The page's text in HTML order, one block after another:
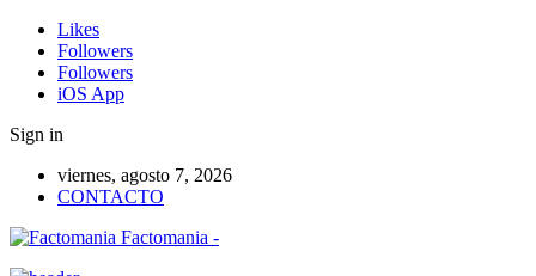
Likes
Followers
Followers
iOS App
Sign in
viernes, agosto 7, 2026
CONTACTO
Factomania -